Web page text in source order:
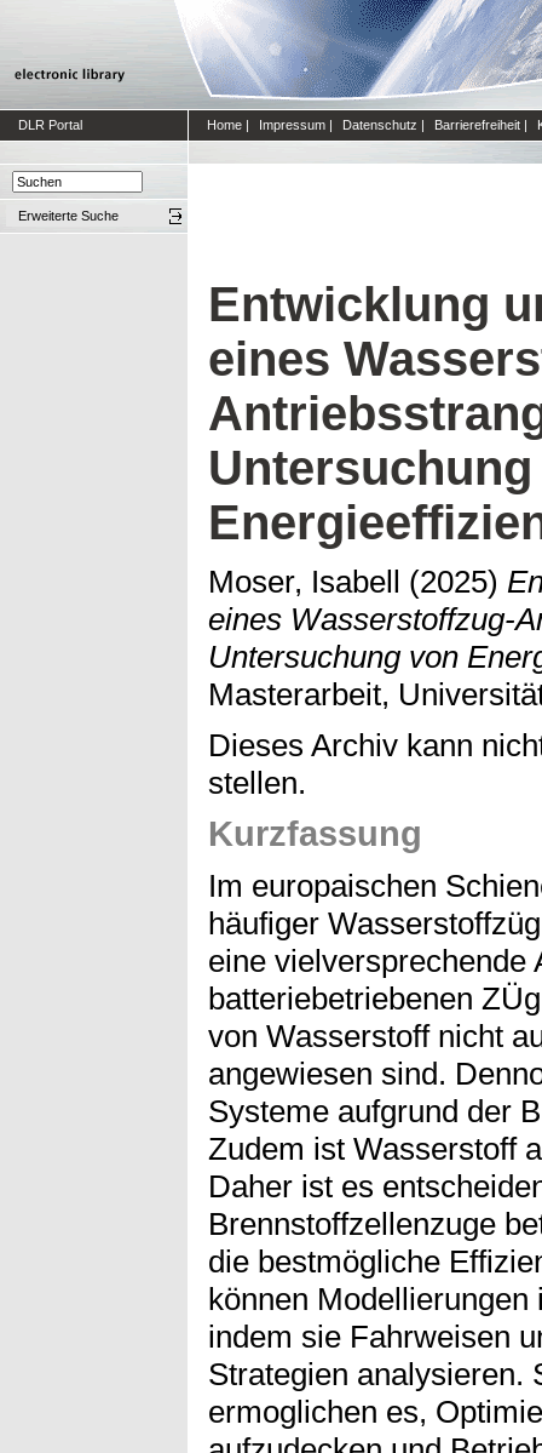
DLR Portal Home | Impressum | Datenschutz | Barrierefreiheit |
Erweiterte Suche
Entwicklung
eines
Moser, Isabell (2025)
eines Wasserstoffzug-
Untersuchung von
Masterarbeit,
Dieses Archiv kann
stellen.
Kurzfassung
Im europaischen
häufiger
eine vielversprechende
batteriebetriebenen
von Wasserstoff nicht
angewiesen sind.
Systeme aufgrund der
Zudem ist Wasserstoff
Daher ist es
Brennstoffzellenzuge
die bestmögliche
können
indem sie Fahrweisen
Strategien analysieren.
ermoglichen es,